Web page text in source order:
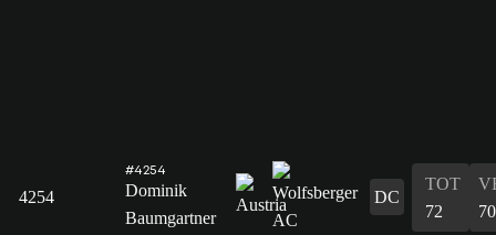
4254
#4254
Dominik
Baumgartner
DC
TOT
72
70